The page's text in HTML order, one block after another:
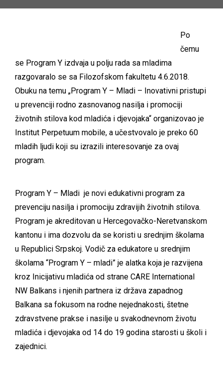
Po
čemu
se Program Y izdvaja u polju rada sa mladima
razgovaralo se sa Filozofskom fakultetu 4.6.2018.
Obuku na temu „Program Y – Mladi – Inovativni pristupi
u prevenciji rodno zasnovanog nasilja i promociji
životnih stilova kod mladića i djevojaka“ organizovao je
Institut Perpetuum mobile, a učestvovalo je preko 60
mladih ljudi koji su izrazili interesovanje za ovaj
program.
Program Y – Mladi je novi edukativni program za
prevenciju nasilja i promociju zdravijih životnih stilova.
Program je akreditovan u Hercegovačko-Neretvanskom
kantonu i ima dozvolu da se koristi u srednjim školama
u Republici Srpskoj. Vodič za edukatore u srednjim
školama “Program Y – mladi” je alatka koja je razvijena
kroz Inicijativu mladića od strane CARE International
NW Balkans i njenih partnera iz država zapadnog
Balkana sa fokusom na rodne nejednakosti, štetne
zdravstvene prakse i nasilje u svakodnevnom životu
mladića i djevojaka od 14 do 19 godina starosti u školi i
zajednici.